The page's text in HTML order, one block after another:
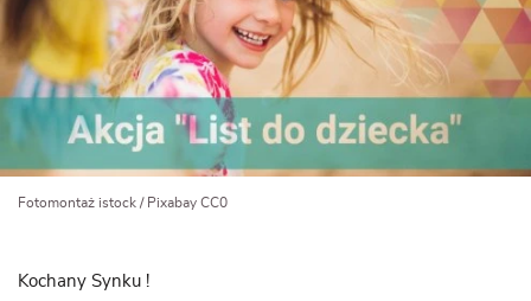
Fotomontaż istock / Pixabay CC0
Kochany Synku !